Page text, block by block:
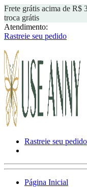
Frete grátis acima de R$
troca grátis
Atendimento:
Rastreie seu pedido
Rastreie seu pedido
Página Inicial